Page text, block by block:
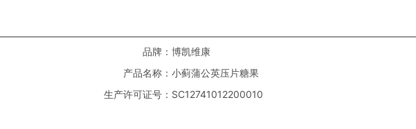
品牌： 博凯维康
产品名称： 小蓟蒲公英压片糖果
生产许可证号： SC12741012200010